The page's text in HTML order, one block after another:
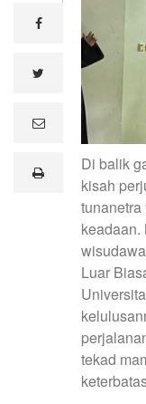
facebook
e
lprint
Di balik
kisah
keadaan.
Luar
tekad